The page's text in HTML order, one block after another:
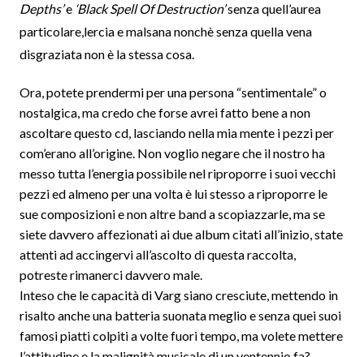
Depths’e ‘Black Spell Of Destruction’senza quell’aurea
particolare,lercia e malsana nonchè senza quella vena
disgraziata non è la stessa cosa.
Ora, potete prendermi per una persona “sentimentale” o
nostalgica, ma credo che forse avrei fatto bene a non
ascoltare questo cd, lasciando nella mia mente i pezzi per
com’erano all’origine. Non voglio negare che il nostro ha
messo tutta l’energia possibile nel riproporre i suoi vecchi
pezzi ed almeno per una volta è lui stesso a riproporre le
sue composizioni e non altre band a scopiazzarle, ma se
siete davvero affezionati ai due album citati all’inizio, state
attenti ad accingervi all’ascolto di questa raccolta,
potreste rimanerci davvero male.
Inteso che le capacità di Varg siano cresciute, mettendo in
risalto anche una batteria suonata meglio e senza quei suoi
famosi piatti colpiti a volte fuori tempo, ma volete mettere